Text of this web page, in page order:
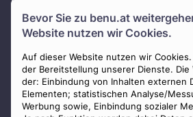
Bevor Sie zu benu.at
Website nutzen wir Cookies.
Auf dieser Website nutzen wir
der Bereitstellung unserer Dienste.
der: Einbindung von Inhalten externen
Elementen; statistischen Analyse/
Werbung sowie, Einbindung sozialer
Über uns
Presse
AGB
Impressum
Datenschutz